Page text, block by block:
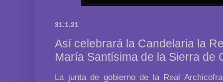
31.1.21
Así celebrará la Candelaria la
María Santísima de la Sierra de
La junta de gobierno de la Real